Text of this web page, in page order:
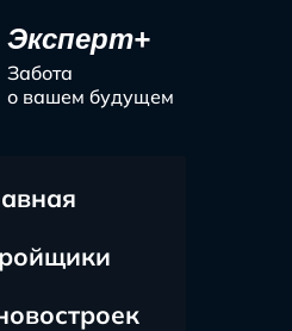
Эксперт+
Забота
о вашем будущем